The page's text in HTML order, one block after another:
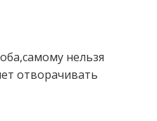
нельзя
отворачивать